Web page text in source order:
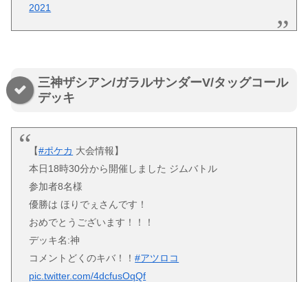
2021
三神ザシアン/ガラルサンダーV/タッグコール
デッキ
【#ポケカ 大会情報】
本日18時30分から開催しました ジムバトル
参加者8名様
優勝は ほりでぇさんです！
おめでとうございます！！！
デッキ名:神
コメントどくのキバ！！#アツロコ
pic.twitter.com/4dcfusOqQf